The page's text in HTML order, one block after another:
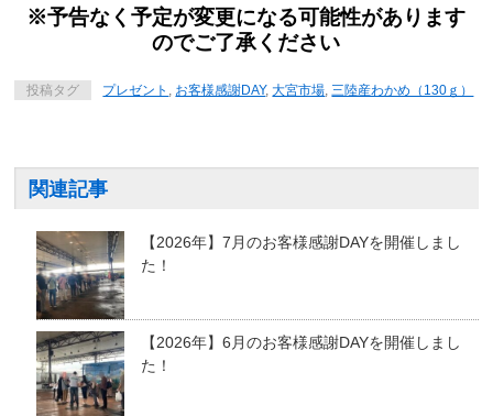
※予告なく予定が変更になる可能性があります
のでご了承ください
投稿タグ プレゼント , お客様感謝DAY,大宮市場,三陸産わかめ（130ｇ）
関連記事
【2026年】7月のお客様感謝DAYを開催しまし
た！
【2026年】6月のお客様感謝DAYを開催しまし
た！